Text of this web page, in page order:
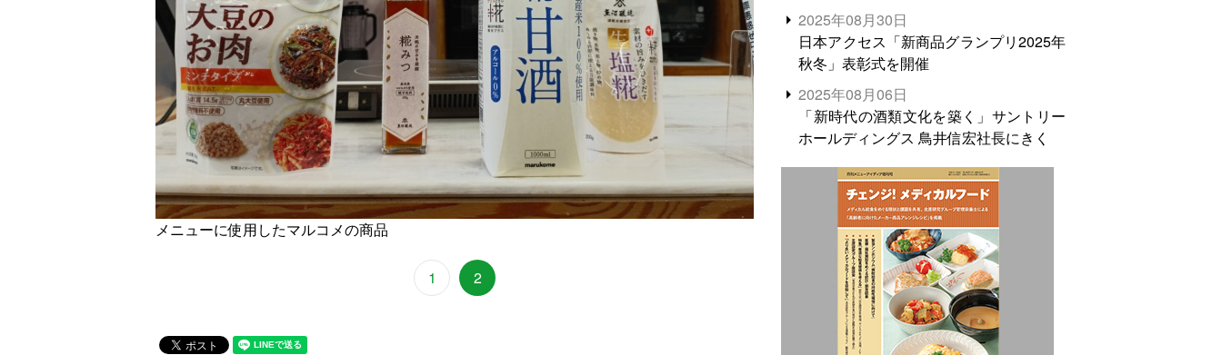
メニューに使用したマルコメの商品
1 2
2025年08月30日
日本アクセス「新商品グランプリ2025年
秋冬」表彰式を開催
2025年08月06日
「新時代の酒類文化を築く」サントリー
ホールディングス 鳥井信宏社長にきく